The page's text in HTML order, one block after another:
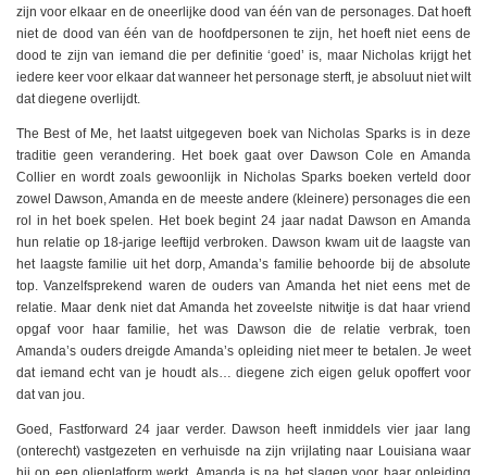
zijn voor elkaar en de oneerlijke dood van één van de personages. Dat hoeft
niet de dood van één van de hoofdpersonen te zijn, het hoeft niet eens de
dood te zijn van iemand die per definitie ‘goed’ is, maar Nicholas krijgt het
iedere keer voor elkaar dat wanneer het personage sterft, je absoluut niet wilt
dat diegene overlijdt.
The Best of Me, het laatst uitgegeven boek van Nicholas Sparks is in deze
traditie geen verandering. Het boek gaat over Dawson Cole en Amanda
Collier en wordt zoals gewoonlijk in Nicholas Sparks boeken verteld door
zowel Dawson, Amanda en de meeste andere (kleinere) personages die een
rol in het boek spelen. Het boek begint 24 jaar nadat Dawson en Amanda
hun relatie op 18-jarige leeftijd verbroken. Dawson kwam uit de laagste van
het laagste familie uit het dorp, Amanda’s familie behoorde bij de absolute
top. Vanzelfsprekend waren de ouders van Amanda het niet eens met de
relatie. Maar denk niet dat Amanda het zoveelste nitwitje is dat haar vriend
opgaf voor haar familie, het was Dawson die de relatie verbrak, toen
Amanda’s ouders dreigde Amanda’s opleiding niet meer te betalen. Je weet
dat iemand echt van je houdt als… diegene zich eigen geluk opoffert voor
dat van jou.
Goed, Fastforward 24 jaar verder. Dawson heeft inmiddels vier jaar lang
(onterecht) vastgezeten en verhuisde na zijn vrijlating naar Louisiana waar